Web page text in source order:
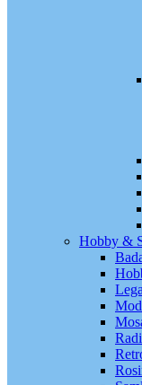
Hobby &